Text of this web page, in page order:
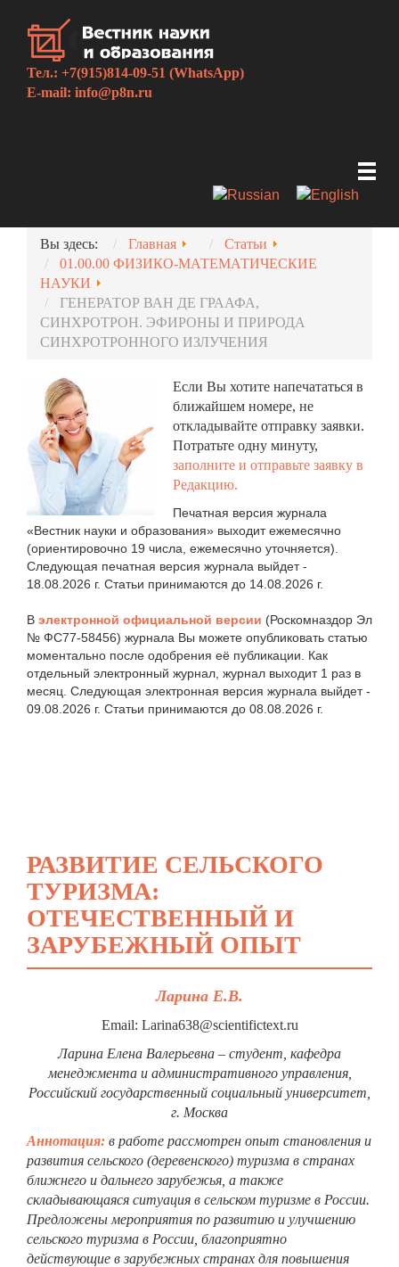
Тел.: +7(915)814-09-51 (WhatsApp)
E-mail: info@p8n.ru
Вы здесь: Главная
Статьи
01.00.00 ФИЗИКО-МАТЕМАТИЧЕСКИЕ
НАУКИ
ГЕНЕРАТОР ВАН ДЕ ГРААФА,
СИНХРОТРОН. ЭФИРОНЫ И ПРИРОДА
СИНХРОТРОННОГО ИЗЛУЧЕНИЯ
Если Вы хотите напечататься в
ближайшем номере, не
откладывайте отправку заявки.
Потратьте одну минуту,
заполните и отправьте заявку в
Редакцию.
Печатная версия журнала
«Вестник науки и образования» выходит ежемесячно
(ориентировочно 19 числа, ежемесячно уточняется).
Следующая печатная версия журнала выйдет -
18.08.2026 г. Статьи принимаются до 14.08.2026 г.
В электронной официальной версии (Роскомназдор Эл
№ ФС77-58456) журнала Вы можете опубликовать статью
моментально после одобрения её публикации. Как
отдельный электронный журнал, журнал выходит 1 раз в
месяц. Следующая электронная версия журнала выйдет -
09.08.2026 г. Статьи принимаются до 08.08.2026 г.
РАЗВИТИЕ СЕЛЬСКОГО
ТУРИЗМА:
ОТЕЧЕСТВЕННЫЙ И
ЗАРУБЕЖНЫЙ ОПЫТ
Ларина Е.В.
Email: Larina638@scientifictext.ru
Ларина Елена Валерьевна – студент, кафедра
менеджмента и административного управления,
Российский государственный социальный университет,
г. Москва
Аннотация: в работе рассмотрен опыт становления и
развития сельского (деревенского) туризма в странах
ближнего и дальнего зарубежья, а также
складывающаяся ситуация в сельском туризме в России.
Предложены мероприятия по развитию и улучшению
сельского туризма в России, благоприятно
действующие в зарубежных странах для повышения